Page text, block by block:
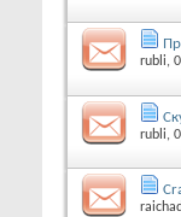
rubli,
rubli,